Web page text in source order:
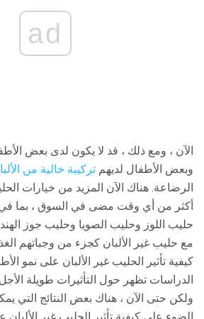
ad
الآن ، ومع ذلك ، قد لا يكون لدى بعض
وبعض الأطفال لديهم تركيبة خالية من
الرضاعة. هناك الآن المزيد من خيارات
أكثر من أي وقت مضى في السوق ، بما
حليب اللوز وحليب الصويا وحليب جوز
مع حليب غير الألبان كجزء من وجباتهم
كيفية تأثير الحليب غير الألبان على نمو
الدراسات تظهر حول التأثيرات طويلة الأجل
ولكن حتى الآن ، هناك بعض النتائج التي